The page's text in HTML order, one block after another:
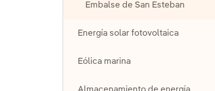
Embalse de San Esteban
Energía solar fotovoltaica
Eólica marina